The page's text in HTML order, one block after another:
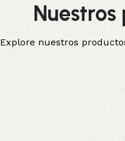
Explore nuestros